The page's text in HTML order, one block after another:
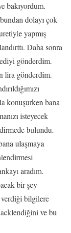
bakıyordum.
dolayı çok
yapmış
Daha sonra
gönderdim.
lira gönderdim.
konuşurken bana
isteyecek
bulundu.
ulaşmaya
aradım.
bir şey
verdiği bilgilere
ve bu